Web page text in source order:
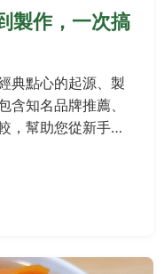
製作，一次搞
典點心的起源、製
含知名品牌推薦、
，幫助您從新手變
到最適合的芋頭酥